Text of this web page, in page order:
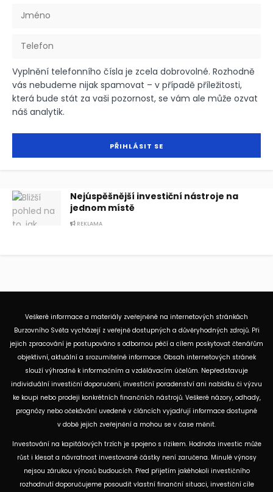
Vyplnění telefonního čísla je zcela dobrovolné. Rozhodně
vás nebudeme nijak spamovat – v případě příležitosti,
která bude stát za vaši pozornost, se vám ale může ozvat
náš analytik.
Nejúspěšnější investiční nástroje na
jednom místě
REKLAMA
Veškeré informace a materiály zveřejněné na internetových stránkách
Burzovního Světa vycházejí z veřejně dostupných a důvěryhodných zdrojů. Při
jejich zpracování je postupováno s odbornou péčí a cílem poskytovat čtenářům
objektivní, aktuální a srozumitelné informace. Obsah internetových stránek
slouží výhradně k informačním a vzdělávacím účelům. Nepředstavuje
individuální investiční doporučení, investiční poradenství ani nabídku či výzvu
ke koupi nebo prodeji konkrétních finančních nástrojů. Veškeré názory, odhady,
prognózy nebo očekávání uvedené v článcích vyjadřují informace dostupné
v době jejich zveřejnění a mohou se v čase měnit.
Investování na kapitálových trzích je spojeno s rizikem. Hodnota investic může
růst i klesat a návratnost investované částky není zaručena. Minulé výnosy
nejsou zárukou výnosů budoucích. Před přijetím jakéhokoli investičního
rozhodnutí doporučujeme posoudit vlastní finanční situaci, investiční cíle